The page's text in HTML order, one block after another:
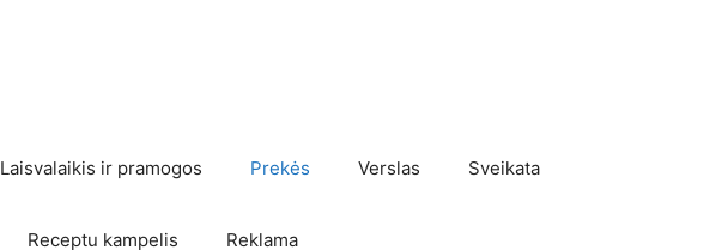
Laisvalaikis ir pramogos Prekės Verslas Sveikata
Receptu kampelis Reklama